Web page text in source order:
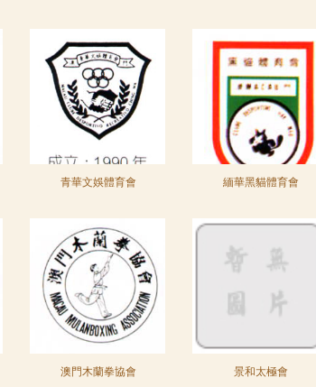
青華文娛體育會 緬華黑貓體育會
澳門木蘭拳協會 景和太極會